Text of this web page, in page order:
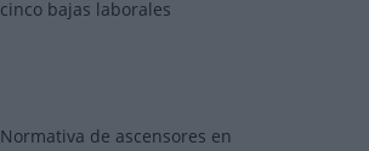
cinco bajas laborales
Normativa de ascensores en